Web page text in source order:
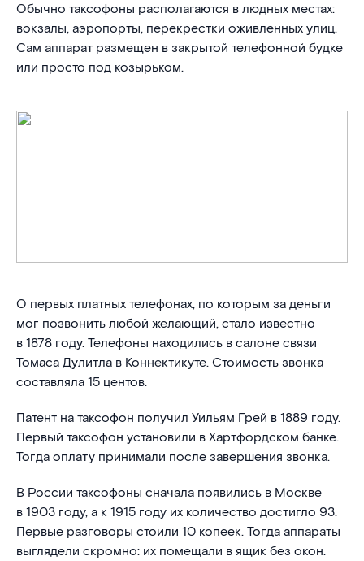
Обычно таксофоны располагаются в людных местах:
вокзалы, аэропорты, перекрестки оживленных улиц.
Сам аппарат размещен в закрытой телефонной будке
или просто под козырьком.
О первых платных телефонах, по которым за деньги
мог позвонить любой желающий, стало известно
в 1878 году. Телефоны находились в салоне связи
Томаса Дулитла в Коннектикуте. Стоимость звонка
составляла 15 центов.
Патент на таксофон получил Уильям Грей в 1889 году.
Первый таксофон установили в Хартфордском банке.
Тогда оплату принимали после завершения звонка.
В России таксофоны сначала появились в Москве
в 1903 году, а к 1915 году их количество достигло 93.
Первые разговоры стоили 10 копеек. Тогда аппараты
выглядели скромно: их помещали в ящик без окон.